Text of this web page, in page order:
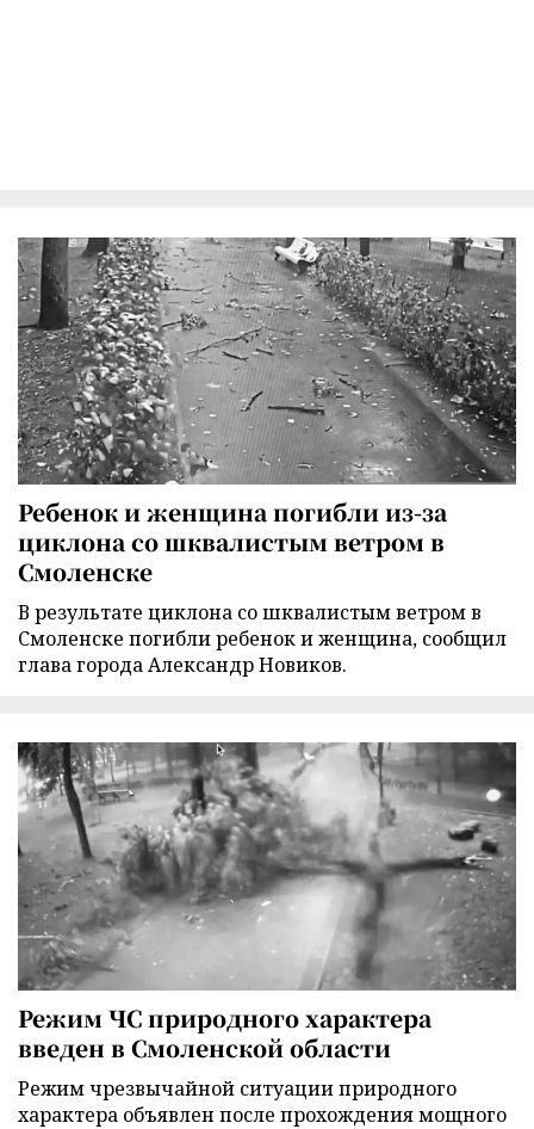
Ребенок и женщина погибли из-за
циклона со шквалистым ветром в
Смоленске
В результате циклона со шквалистым ветром в
Смоленске погибли ребенок и женщина, сообщил
глава города Александр Новиков.
Режим ЧС природного характера
введен в Смоленской области
Режим чрезвычайной ситуации природного
характера объявлен после прохождения мощного